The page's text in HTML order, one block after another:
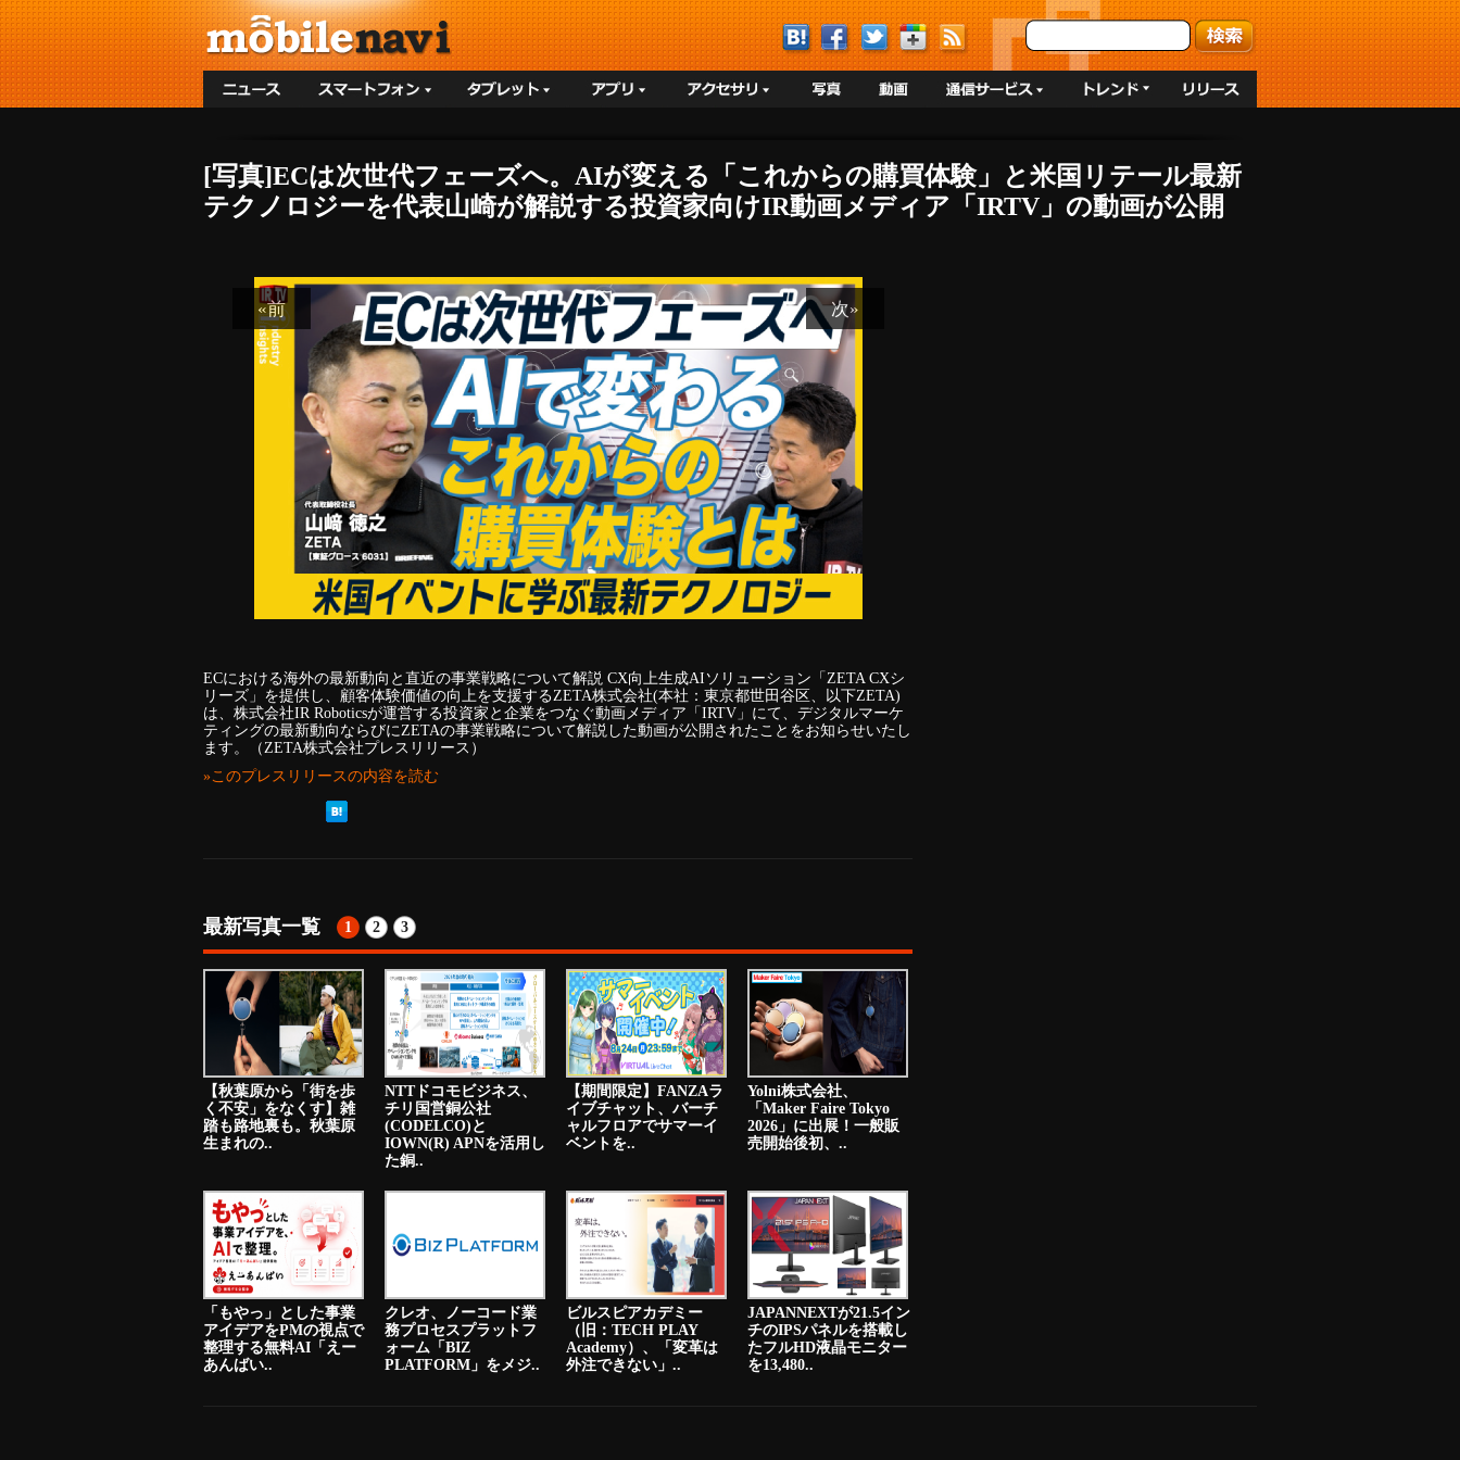
[写真]ECは次世代フェーズへ。AIが変える「これからの購買体験」と米国リテール最新
テクノロジーを代表山崎が解説する投資家向けIR動画メディア「IRTV」の動画が公開
«前 次»
ECにおける海外の最新動向と直近の事業戦略について解説 CX向上生成AIソリューション「ZETA CXシ
リーズ」を提供し、顧客体験価値の向上を支援するZETA株式会社(本社：東京都世田谷区、以下ZETA)
は、株式会社IR Roboticsが運営する投資家と企業をつなぐ動画メディア「IRTV」にて、デジタルマーケ
ティングの最新動向ならびにZETAの事業戦略について解説した動画が公開されたことをお知らせいたし
ます。（ZETA株式会社プレスリリース）
»このプレスリリースの内容を読む
最新写真一覧 1 2 3
【秋葉原から「街を歩
く不安」をなくす】雑
踏も路地裏も。秋葉原
生まれの..
NTTドコモビジネス、
チリ国営銅公社
(CODELCO)と
IOWN(R) APNを活用し
た銅..
【期間限定】FANZAラ
イブチャット、バーチ
ャルフロアでサマーイ
ベントを..
Yolni株式会社、
「Maker Faire Tokyo
2026」に出展！一般販
売開始後初、..
「もやっ」とした事業
アイデアをPMの視点で
整理する無料AI「えー
あんばい..
クレオ、ノーコード業
務プロセスプラットフ
ォーム「BIZ
PLATFORM」をメジ..
ビルスピアカデミー
（旧：TECH PLAY
Academy）、「変革は
外注できない」..
JAPANNEXTが21.5イン
チのIPSパネルを搭載し
たフルHD液晶モニター
を13,480..